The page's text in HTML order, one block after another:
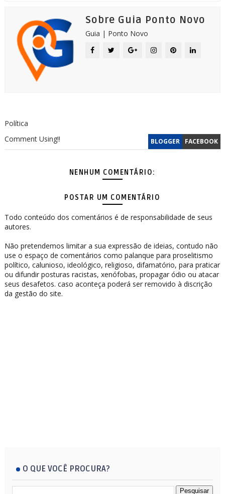
Sobre Guia Ponto Novo
Guia | Ponto Novo
Política
BLOGGER FACEBOOK
Comment Using!!
NENHUM COMENTÁRIO:
POSTAR UM COMENTÁRIO
Todo conteúdo dos comentários é de responsabilidade de seus
autores.
Não pretendemos limitar a sua expressão de ideias, contudo não
use o espaço de comentários como palanque para proselitismo
político, calunioso, ideológico, religioso, difamatório, para praticar
ou difundir posturas racistas, xenófobas, propagar ódio ou atacar
seus desafetos. caso aconteça poderá ser removido à discrição
da gestão do site.
O QUE VOCÊ PROCURA?